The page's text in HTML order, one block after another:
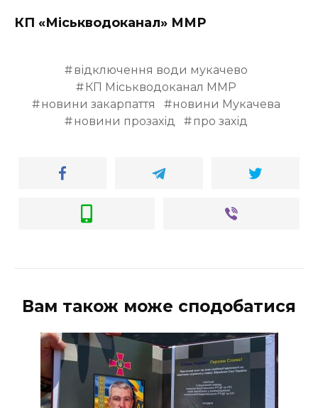
КП «Міськводоканал» ММР
відключення води мукачево
КП Міськводоканал ММР
новини закарпаття
новини Мукачева
новини прозахід
про захід
Вам також може сподобатися